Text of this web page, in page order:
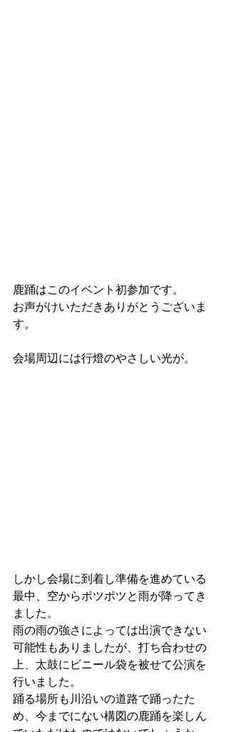
鹿踊はこのイベント初参加です。
お声がけいただきありがとうございま
す。
会場周辺には行燈のやさしい光が。
しかし会場に到着し準備を進めている
最中、空からポツポツと雨が降ってき
ました。
雨の雨の強さによっては出演できない
可能性もありましたが、打ち合わせの
上、太鼓にビニール袋を被せて公演を
行いました。
踊る場所も川沿いの道路で踊ったた
め、今までにない構図の鹿踊を楽しん